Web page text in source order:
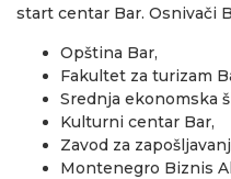
start centar Bar. Osnivači
Opština Bar,
Fakultet za turizam
Srednja ekonomska
Kulturni centar Bar,
Zavod za
Montenegro Biznis